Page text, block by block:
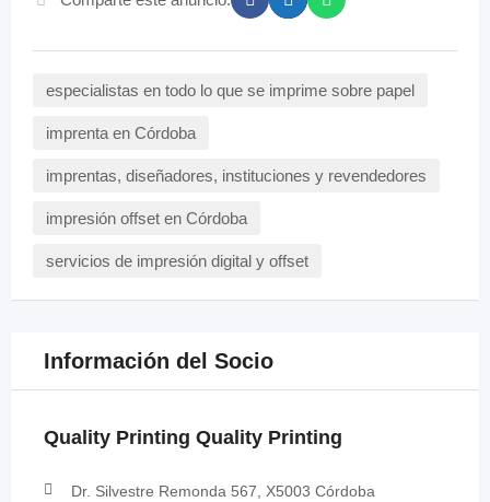
especialistas en todo lo que se imprime sobre papel
imprenta en Córdoba
imprentas, diseñadores, instituciones y revendedores
impresión offset en Córdoba
servicios de impresión digital y offset
Información del Socio
Quality Printing Quality Printing
Dr. Silvestre Remonda 567, X5003 Córdoba